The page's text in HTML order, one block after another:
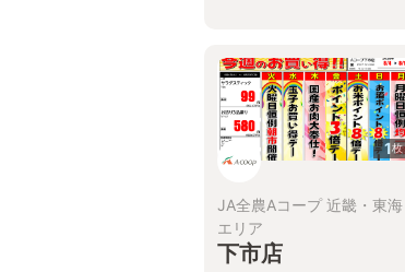
1枚
JA全農Aコープ 近畿・東海
エリア
下市店